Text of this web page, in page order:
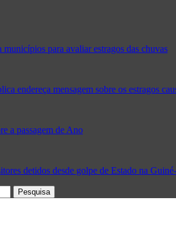
para avaliar estragos das chuvas
endereça mensagem sobre os estragos
a passagem de Ano
detidos desde golpe de Estado na